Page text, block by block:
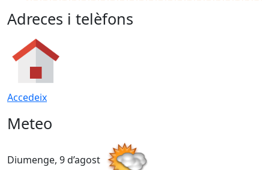
Adreces i telèfons
Accedeix
Meteo
Diumenge, 9 d’agost